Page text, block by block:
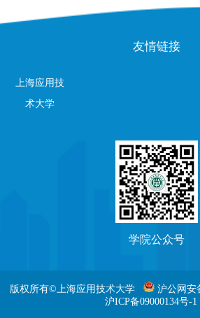
友情链接
上海应用技
术大学
学院公众号
版权所有©上海应用技术大学
沪公网安
沪ICP备09000134号-1